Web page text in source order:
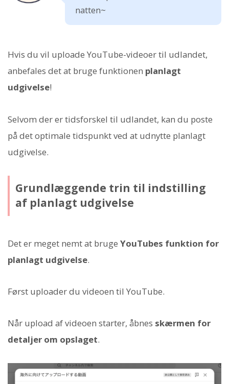
natten~
Hvis du vil uploade YouTube-videoer til udlandet,
anbefales det at bruge funktionen planlagt
udgivelse!
Selvom der er tidsforskel til udlandet, kan du poste
på det optimale tidspunkt ved at udnytte planlagt
udgivelse.
Grundlæggende trin til indstilling
af planlagt udgivelse
Det er meget nemt at bruge YouTubes funktion for
planlagt udgivelse.
Først uploader du videoen til YouTube.
Når upload af videoen starter, åbnes skærmen for
detaljer om opslaget.